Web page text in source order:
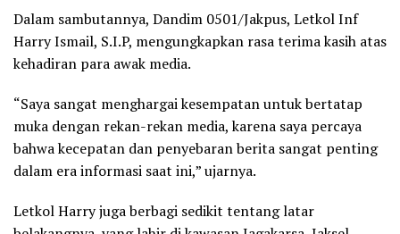
Dalam sambutannya, Dandim 0501/Jakpus, Letkol Inf
Harry Ismail, S.I.P, mengungkapkan rasa terima kasih atas
kehadiran para awak media.
“Saya sangat menghargai kesempatan untuk bertatap
muka dengan rekan-rekan media, karena saya percaya
bahwa kecepatan dan penyebaran berita sangat penting
dalam era informasi saat ini,” ujarnya.
Letkol Harry juga berbagi sedikit tentang latar